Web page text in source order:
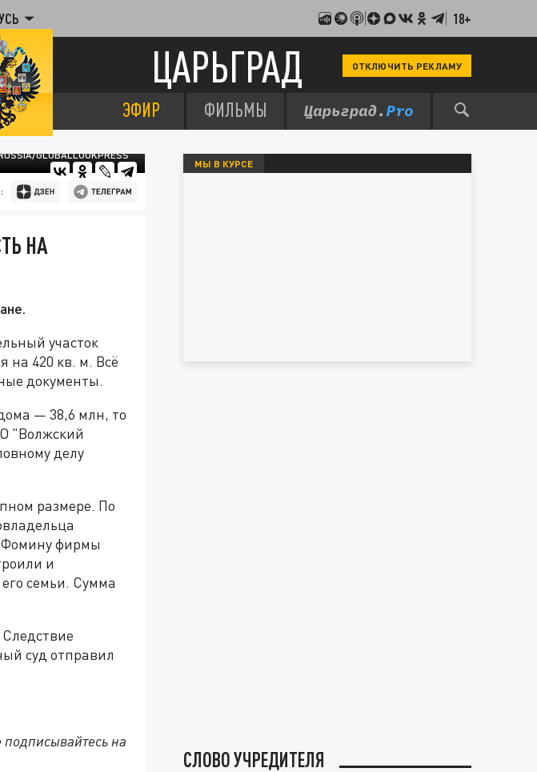
18+
ЦАРЬГРАД ОТКЛЮЧИТЬ РЕКЛАМУ
ЭФИР ФИЛЬМЫ
GLOBALLOOKPRESS
НА
участок
на 420 кв. м. Всё
документы.
— 38,6 млн, то
"Волжский
делу
размере. По
фирмы
и
семьи. Сумма
суд отправил
подписывайтесь на
МЫ В КУРСЕ
СЛОВО УЧРЕДИТЕЛЯ